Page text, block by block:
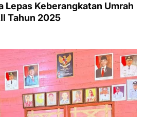
Lepas Keberangkatan Umrah
Tahun 2025